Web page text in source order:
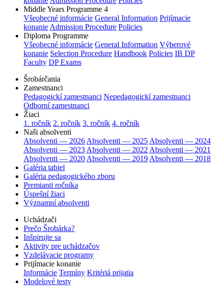
Middle Years Programme 4
Všeobecné informácie General Information Prijímacie
konanie Admission Procedure Policies
Diploma Programme
Všeobecné informácie General Information Výberové
konanie Selection Procedure Handbook Policies IB DP
Faculty DP Exams
Šrobárčania
Zamestnanci
Pedagogickí zamestnanci Nepedagogickí zamestnanci
Odborní zamestnanci
Žiaci
1. ročník 2. ročník 3. ročník 4. ročník
Naši absolventi
Absolventi — 2026 Absolventi — 2025 Absolventi — 2024
Absolventi — 2023 Absolventi — 2022 Absolventi — 2021
Absolventi — 2020 Absolventi — 2019 Absolventi — 2018
Galéria tabiel
Galéria pedagogického zboru
Premianti ročníka
Úspešní žiaci
Významní absolventi
Uchádzači
Prečo Šrobárka?
Inšpirujte sa
Aktivity pre uchádzačov
Vzdelávacie programy
Prijímacie konanie
Informácie Termíny Kritériá prijatia
Modelové testy